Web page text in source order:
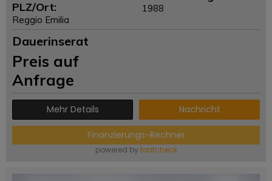
PLZ/Ort:
Reggio Emilia
1988
Dauerinserat
Preis auf
Anfrage
Mehr Details Nachricht
Finanzierungs-Rechner
powered by tarifcheck